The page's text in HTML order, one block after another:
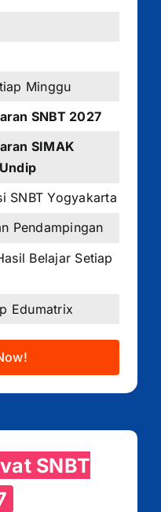
Minggu
SNBT 2027
SIMAK
SNBT Yogyakarta
Pendampingan
Belajar Setiap
Edumatrix
SNBT